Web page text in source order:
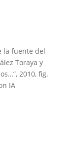
la fuente del
Toraya y
2010, fig.
IA